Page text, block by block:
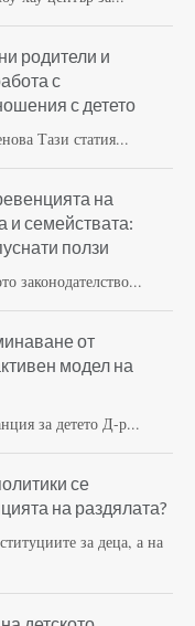
родители и
с
с детето
Тази статия...
на
и семействата:
ползи
законодателство...
от
модел на
за детето Д-р...
се
на раздялата?
за деца, а на